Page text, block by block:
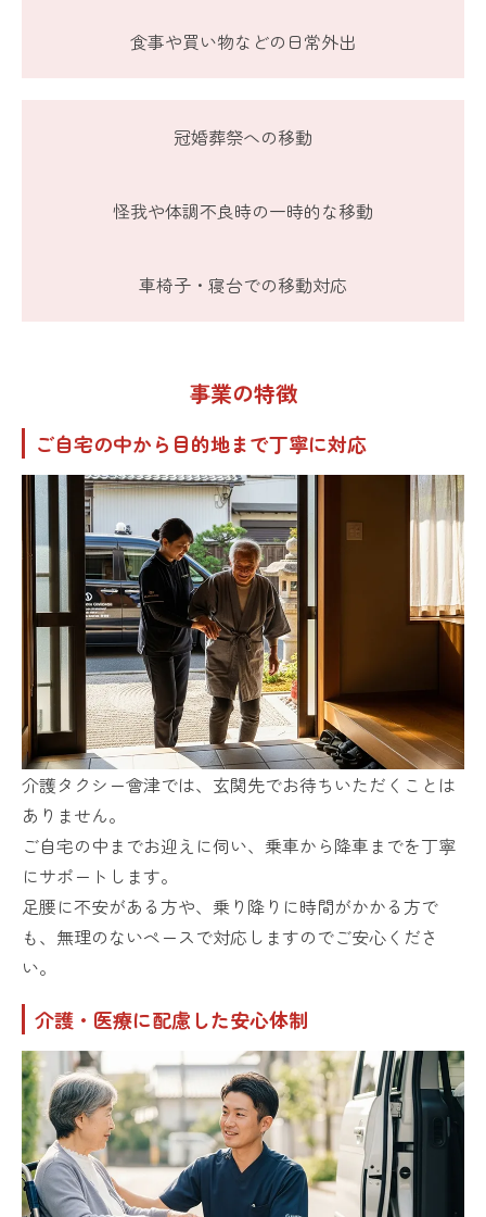
食事や買い物などの日常外出
冠婚葬祭への移動
怪我や体調不良時の一時的な移動
車椅子・寝台での移動対応
事業の特徴
ご自宅の中から目的地まで丁寧に対応
介護タクシー會津では、玄関先でお待ちいただくことは
ありません。
ご自宅の中までお迎えに伺い、乗車から降車までを丁寧
にサポートします。
足腰に不安がある方や、乗り降りに時間がかかる方で
も、無理のないペースで対応しますのでご安心くださ
い。
介護・医療に配慮した安心体制